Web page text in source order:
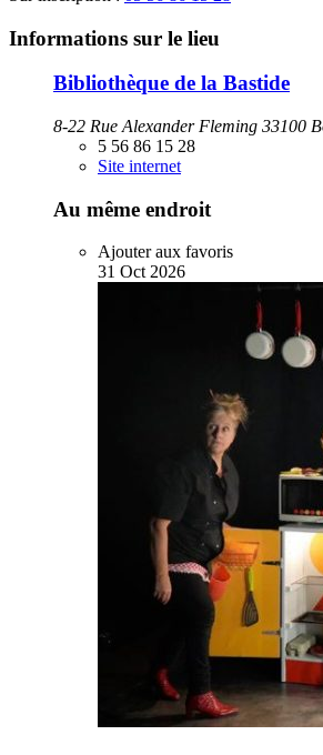
Informations sur le lieu
Bibliothèque de la Bastide
8-22 Rue Alexander Fleming 33100
5 56 86 15 28
Site internet
Au même endroit
Ajouter aux favoris
31 Oct 2026